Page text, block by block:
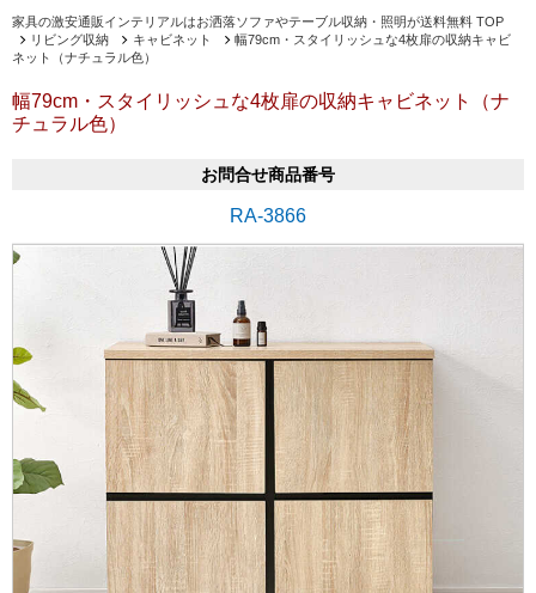
家具の激安通販インテリアルはお洒落ソファやテーブル収納・照明が送料無料 TOP
リビング収納
キャビネット
幅79cm・スタイリッシュな4枚扉の収納キャビ
ネット（ナチュラル色）
幅79cm・スタイリッシュな4枚扉の収納キャビネット（ナ
チュラル色）
お問合せ商品番号
RA-3866